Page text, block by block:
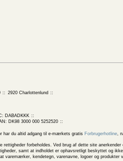
2920 Charlottenlund
DABADKKK
DK98 3000 000 5252520
har du altid adgang til e-mærkets gratis Forbrugerhotline,
rettigheder forbeholdes. Ved brug af dette site
samt at indholdet er ophavsretligt beskyttet og
varemærker, kendetegn, varenavne, logoer og